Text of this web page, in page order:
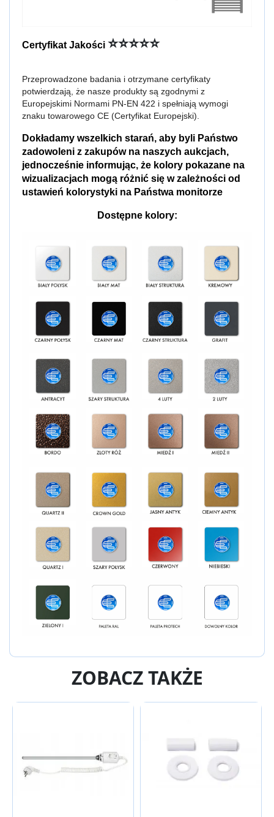
Certyfikat Jakości ⭐⭐⭐⭐⭐
Przeprowadzone badania i otrzymane certyfikaty
potwierdzają, że nasze produkty są zgodnymi z
Europejskimi Normami PN-EN 422 i spełniają wymogi
znaku towarowego CE (Certyfikat Europejski).
Dokładamy wszelkich starań, aby byli Państwo
zadowoleni z zakupów na naszych aukcjach,
jednocześnie informując, że kolory pokazane na
wizualizacjach mogą różnić się w zależności od
ustawień kolorystyki na Państwa monitorze
Dostępne kolory:
ZOBACZ TAKŻE